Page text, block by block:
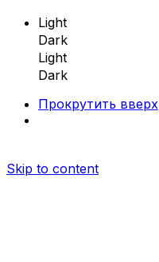
Light
Dark
Light
Dark
Прокрутить вверх
Skip to content